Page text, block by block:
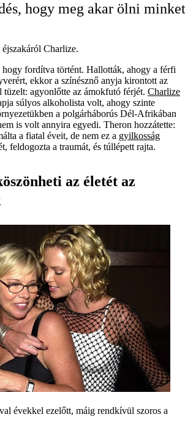
hogy meg akar ölni minket
éjszakáról Charlize.
hogy fordítva történt. Hallották, ahogy a férfi
ekkor a színésznő anyja kirontott az
tüzelt: agyonlőtte az ámokfutó férjét. Charlize
súlyos alkoholista volt, ahogy szinte
a polgárháborús Dél-Afrikában
is volt annyira egyedi. Theron hozzátette:
a fiatal éveit, de nem ez a gyilkosság
feldogozta a traumát, és túllépett rajta.
az életét az
évekkel ezelőtt, máig rendkívül szoros a